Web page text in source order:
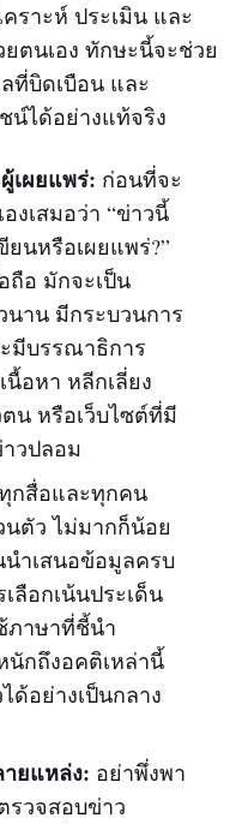
ราะห์ ประเมิน และ
ตนเอง ทักษะนี้จะช่วย
ที่บิดเบือน และ
น์ได้อย่างแท้จริง
เผยแพร่: ก่อนที่จะ
งเสมอว่า “ข่าวนี้
นหรือเผยแพร่?”
ถือ มักจะเป็น
นาน มีกระบวนการ
มีบรรณาธิการ
อหา หลีกเลี่ยง
น หรือเว็บไซต์ที่มี
วปลอม
กสื่อและทุกคน
ตัว ไม่มากก็น้อย
ำเสนอข้อมูลครบ
ลือกเน้นประเด็น
ภาษาที่ชี้นำ
กถึงอคติเหล่านี้
ด้อย่างเป็นกลาง
ยแหล่ง: อย่าพึ่งพา
รวจสอบข่าว